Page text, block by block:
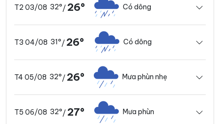
T2 03/08 32°/ 26° Có dông
T3 04/08 31°/ 26° Có dông
T4 05/08 32°/ 26° Mưa phùn nhẹ
T5 06/08 32°/ 27° Mưa phùn